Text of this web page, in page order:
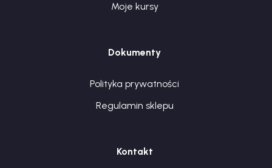
Moje kursy
Dokumenty
Polityka prywatności
Regulamin sklepu
Kontakt